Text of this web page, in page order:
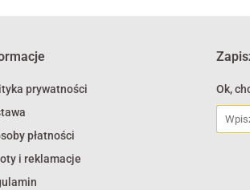
prywatności
płatności
i reklamacje
Ok,